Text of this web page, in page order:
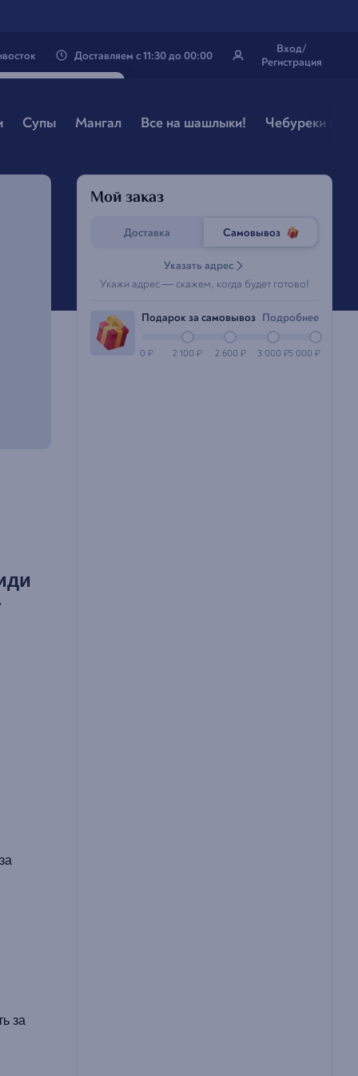
?
Доставляем с11:30до 00:00
Вход/
Регистрация
Супы Мангал Все на шашлыки! Чебуреки и
за
Мой заказ
Доставка Самовывоз
Указать адрес
Укажи адрес — скажем, когда будет готово!
Подарок за самовывоз Подробнee
0 ₽ 2 100 ₽ 2 600 ₽ 3 000 ₽5 000 ₽